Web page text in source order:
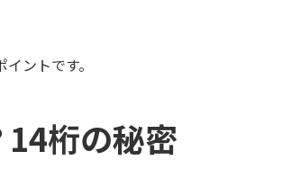
ントです。
桁の秘密